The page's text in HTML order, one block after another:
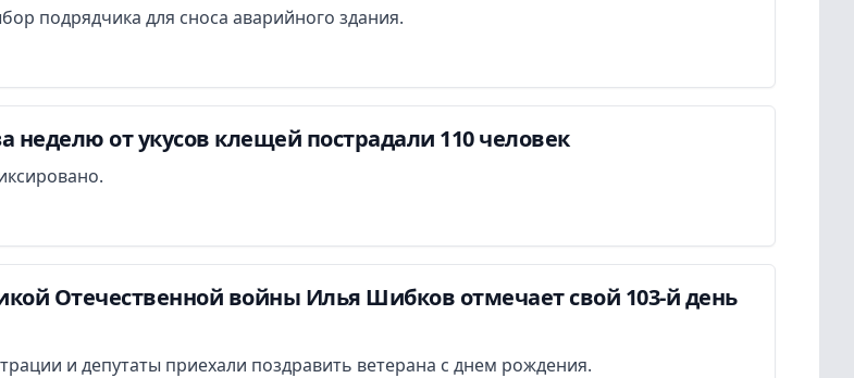
подрядчика для сноса аварийного здания.
неделю от укусов клещей пострадали 110 человек
Отечественной войны Илья Шибков отмечает свой 103-й день
и депутаты приехали поздравить ветерана с днем рождения.